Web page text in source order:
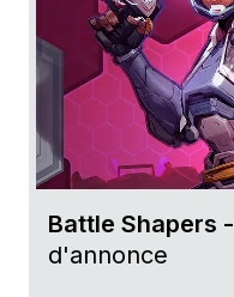
Battle Shapers -
d'annonce